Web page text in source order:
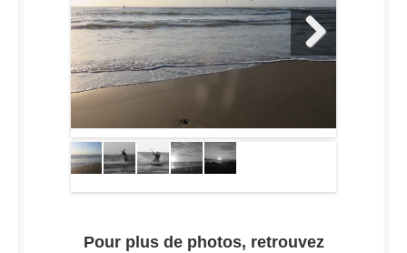
Pour plus de photos, retrouvez